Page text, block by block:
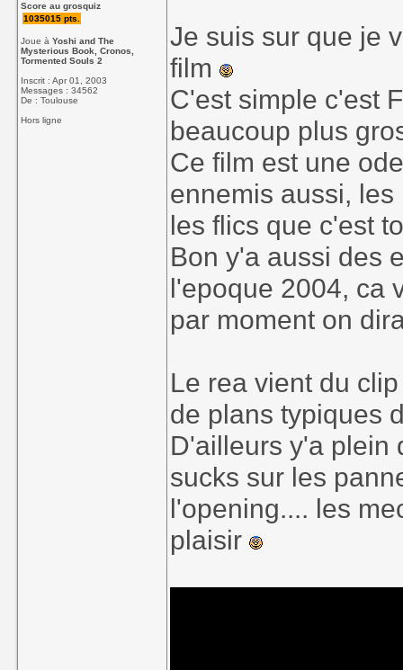
Score au grosquiz
1035015 pts.
Joue àYoshi and The
Mysterious Book, Cronos,
Tormented Souls 2
Inscrit : Apr 01, 2003
Messages : 34562
De : Toulouse
Hors ligne
Je suis sur que je
film
C'est simple c'est
beaucoup plus
Ce film est une
ennemis aussi,
les flics que c'est
Bon y'a aussi des
l'epoque 2004, ca
par moment on
Le rea vient du
de plans typiques
D'ailleurs y'a plein
sucks sur les
l'opening.... les
plaisir